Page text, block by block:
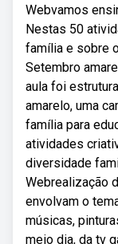
Webvamos
Nestas 50
família e sobre
Setembro
aula foi
amarelo, uma
família para
atividades
diversidade
Webrealização
envolvam o
músicas,
meio dia, da tv